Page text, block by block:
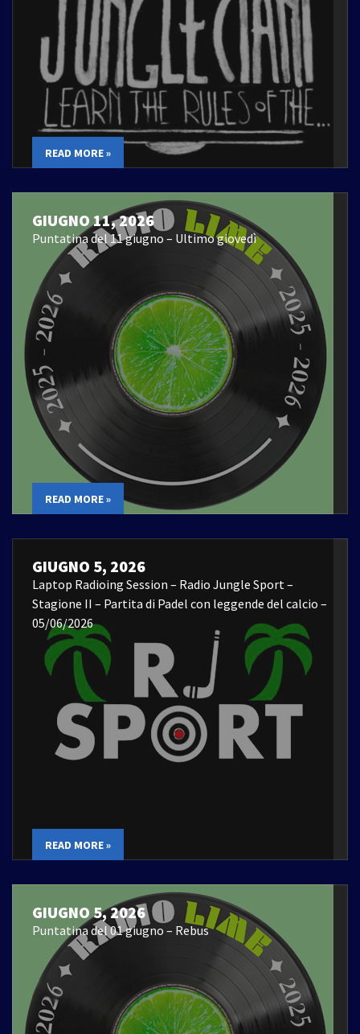
READ MORE »
GIUGNO 11, 2026
Puntatina del 11 giugno – Ultimo giovedì
READ MORE »
GIUGNO 5, 2026
Laptop Radioing Session – Radio Jungle Sport –
Stagione II – Partita di Padel con leggende del calcio –
05/06/2026
READ MORE »
GIUGNO 5, 2026
Puntatina del 01 giugno – Rebus